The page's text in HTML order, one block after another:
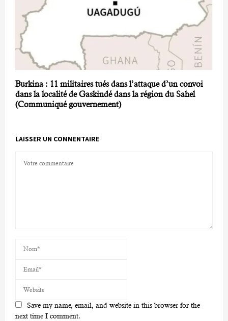
Burkina : 11 militaires tués dans l’attaque d’un convoi
dans la localité de Gaskindé dans la région du Sahel
(Communiqué gouvernement)
LAISSER UN COMMENTAIRE
Save my name, email, and website in this browser for the
next time I comment.